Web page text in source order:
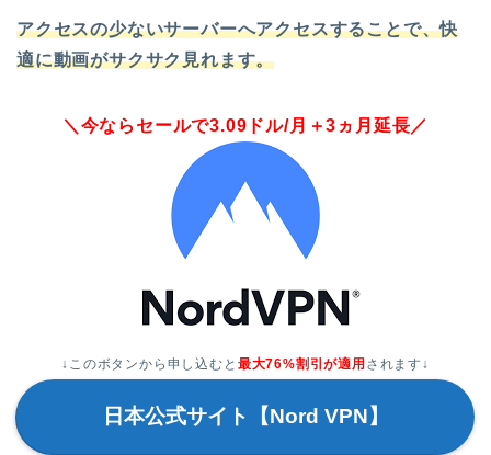
アクセスの少ないサーバーへアクセスすることで、快
適に動画がサクサク見れます。
＼今ならセールで3.09ドル/月＋3ヵ月延長／
↓このボタンから申し込むと 最大76%割引が適用 されます↓
日本公式サイト【Nord VPN】